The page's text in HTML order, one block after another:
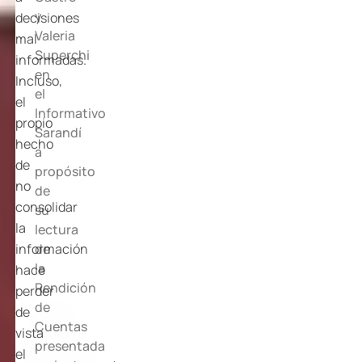
decisiones
mal
informadas.
Incluso,
el
propio
hecho
de
no
consolidar
la
información
hace
perder
de
vista
el
y
Valeria
Superchi
en
el
Informativo
Sarandí
a
propósito
de
su
lectura
de
la
Rendición
de
Cuentas
presentada